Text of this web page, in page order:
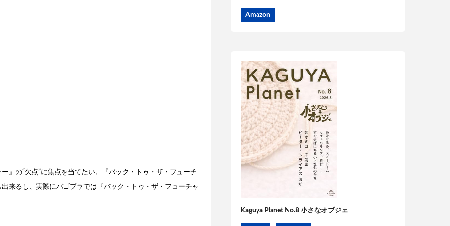
』の“欠点”に焦点を当てたい。『バック・トゥ・ザ・フューチ
来るし、実際にバゴプラでは『バック・トゥ・ザ・フューチャ
Amazon
Kaguya Planet No.8 小さなオブジェ